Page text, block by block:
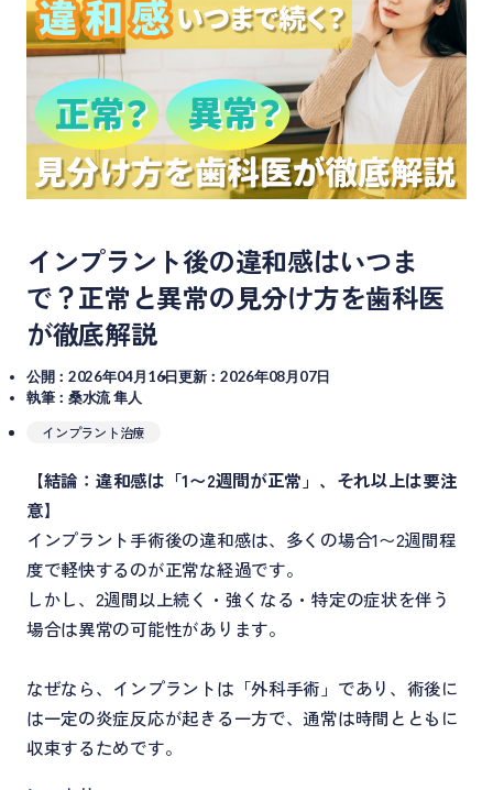
インプラント後の違和感はいつま
で？正常と異常の見分け方を歯科医
が徹底解説
公開：2026年04月16日更新：2026年08月07日
執筆：桑水流 隼人
インプラント治療
【結論：違和感は「1〜2週間が正常」、それ以上は要注
意】
インプラント手術後の違和感は、多くの場合1〜2週間程
度で軽快するのが正常な経過です。
しかし、2週間以上続く・強くなる・特定の症状を伴う
場合は異常の可能性があります。
なぜなら、インプラントは「外科手術」であり、術後に
は一定の炎症反応が起きる一方で、通常は時間とともに
収束するためです。